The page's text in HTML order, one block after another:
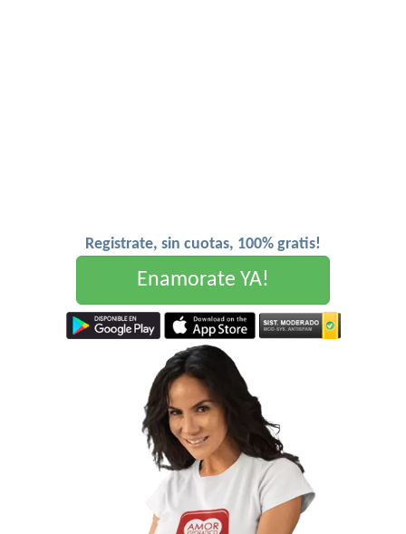
Registrate, sin cuotas, 100% gratis!
Enamorate YA!